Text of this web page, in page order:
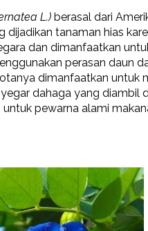
L.) berasal dari
dijadikan tanaman hias
dan dimanfaatkan
perasan daun
dimanfaatkan untuk
dahaga yang diambil
pewarna alami